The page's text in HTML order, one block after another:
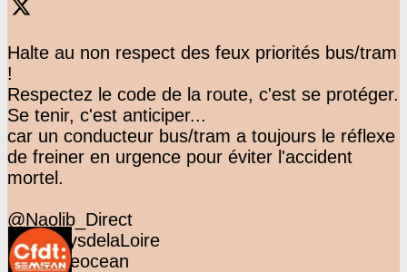
Halte au non respect des feux priorités bus/tram
!
Respectez le code de la route, c'est se protéger.
Se tenir, c'est anticiper...
car un conducteur bus/tram a toujours le réflexe
de freiner en urgence pour éviter l'accident
mortel.
@Naolib_Direct
@F3PaysdelaLoire
@presseocean